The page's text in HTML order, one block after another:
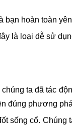
hoàn toàn
là loại dễ sử
ta đã tác
đúng phương
cổ. Chúng